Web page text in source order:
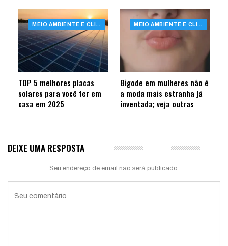
MEIO AMBIENTE E CLIMA
TOP 5 melhores placas
solares para você ter em
casa em 2025
MEIO AMBIENTE E CLIMA
Bigode em mulheres não é
a moda mais estranha já
inventada; veja outras
DEIXE UMA RESPOSTA
Seu endereço de email não será publicado.